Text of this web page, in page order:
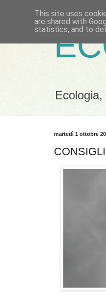
martedì 1 ottobre
This site uses
are shared with
statistics, and to